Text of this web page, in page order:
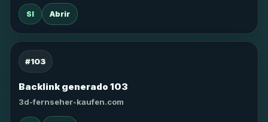
SI Abrir
#103
Backlink generado 103
3d-fernseher-kaufen.com